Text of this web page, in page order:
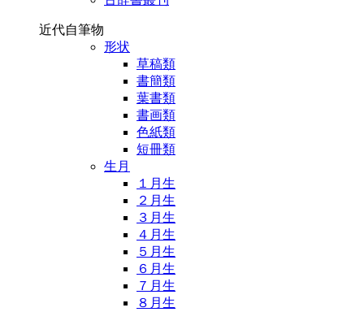
近代自筆物
形状
草稿類
書簡類
葉書類
書画類
色紙類
短冊類
生月
１月生
２月生
３月生
４月生
５月生
６月生
７月生
８月生